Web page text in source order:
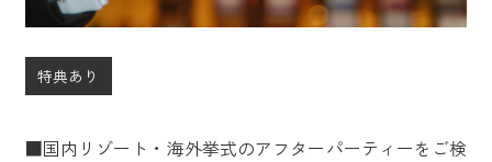
特典あり
■国内リゾート・海外挙式のアフターパーティーをご検